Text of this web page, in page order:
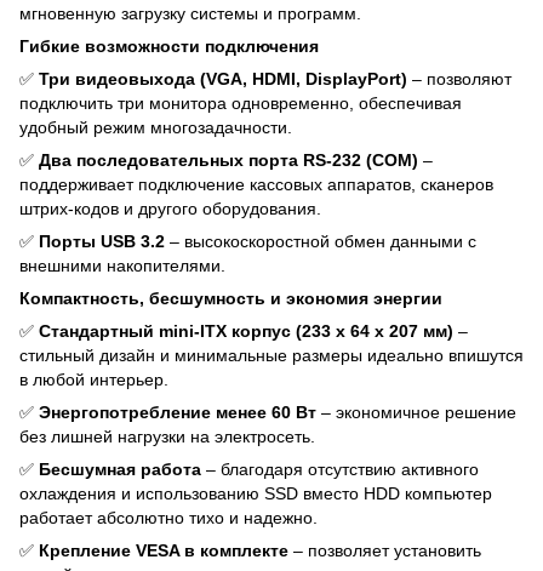
мгновенную загрузку системы и программ.
Гибкие возможности подключения
✅ Три видеовыхода (VGA, HDMI, DisplayPort) – позволяют
подключить три монитора одновременно, обеспечивая
удобный режим многозадачности.
✅ Два последовательных порта RS-232 (COM) –
поддерживает подключение кассовых аппаратов, сканеров
штрих-кодов и другого оборудования.
✅ Порты USB 3.2 – высокоскоростной обмен данными с
внешними накопителями.
Компактность, бесшумность и экономия энергии
✅ Стандартный mini-ITX корпус (233 х 64 х 207 мм) –
стильный дизайн и минимальные размеры идеально впишутся
в любой интерьер.
✅ Энергопотребление менее 60 Вт – экономичное решение
без лишней нагрузки на электросеть.
✅ Бесшумная работа – благодаря отсутствию активного
охлаждения и использованию SSD вместо HDD компьютер
работает абсолютно тихо и надежно.
✅ Крепление VESA в комплекте – позволяет установить